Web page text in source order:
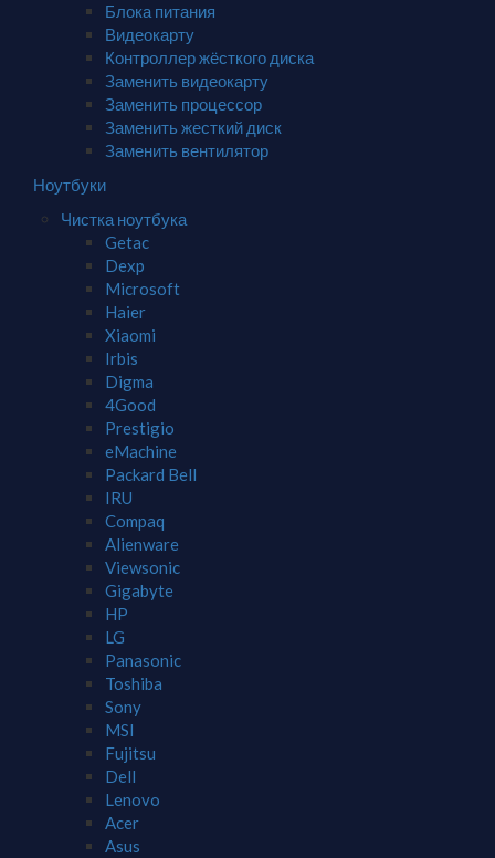
Блока питания
Видеокарту
Контроллер жёсткого диска
Заменить видеокарту
Заменить процессор
Заменить жесткий диск
Заменить вентилятор
Ноутбуки
Чистка ноутбука
Getac
Dexp
Microsoft
Haier
Xiaomi
Irbis
Digma
4Good
Prestigio
eMachine
Packard Bell
IRU
Compaq
Alienware
Viewsonic
Gigabyte
HP
LG
Panasonic
Toshiba
Sony
MSI
Fujitsu
Dell
Lenovo
Acer
Asus